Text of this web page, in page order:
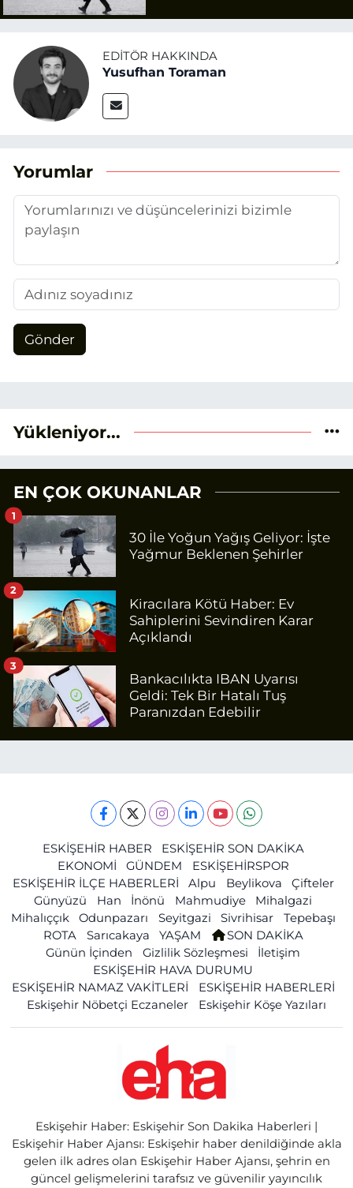
EDITÖR HAKKINDA
Yusufhan Toraman
Yorumlar
Gönder
Yükleniyor...
EN ÇOK OKUNANLAR
30 İle Yoğun Yağış Geliyor: İşte
Yağmur Beklenen Şehirler
1
Kiracılara Kötü Haber: Ev
Sahiplerini Sevindiren Karar
Açıklandı
2
Bankacılıkta IBAN Uyarısı
Geldi: Tek Bir Hatalı Tuş
Paranızdan Edebilir
3
ESKİŞEHİR HABER
ESKİŞEHİR SON DAKİKA
EKONOMİ
GÜNDEM
ESKİŞEHİRSPOR
ESKİŞEHİR İLÇE HABERLERİ
Alpu Beylikova
Çifteler
Günyüzü
Han İnönü Mahmudiye
Mihalgazi
Mihalıççık
Odunpazarı Seyitgazi Sivrihisar
Tepebaşı
ROTA
Sarıcakaya YAŞAM
SON DAKİKA
Günün İçinden
Gizlilik Sözleşmesi
İletişim
ESKİŞEHİR HAVA DURUMU
ESKİŞEHİR NAMAZ VAKİTLERİ
ESKİŞEHİR HABERLERİ
Eskişehir Nöbetçi Eczaneler
Eskişehir Köşe Yazıları
Eskişehir Haber: Eskişehir Son Dakika Haberleri |
Eskişehir Haber Ajansı: Eskişehir haber denildiğinde akla
gelen ilk adres olan Eskişehir Haber Ajansı, şehrin en
güncel gelişmelerini tarafsız ve güvenilir yayıncılık